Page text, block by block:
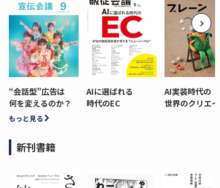
“会話型”広告は
何を変えるのか？
AIに選ばれる
時代のEC
AI実装時代の
世界のクリエ
もっと見る
新刊書籍